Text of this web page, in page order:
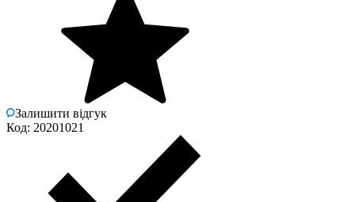
Залишити відгук
Код: 20201021